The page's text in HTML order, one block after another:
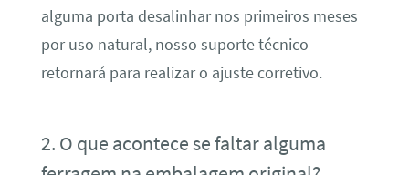
alguma porta desalinhar nos primeiros meses
por uso natural, nosso suporte técnico
retornará para realizar o ajuste corretivo.
2. O que acontece se faltar alguma